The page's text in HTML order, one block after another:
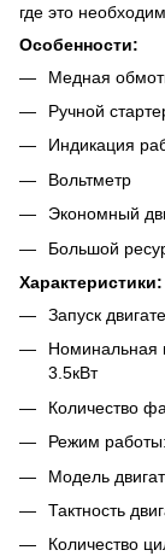
где это
Особенности:
Медная
Ручной
Индикация
Вольтметр
Экономный
Большой
Характеристики:
Запуск
Номинальная
3.5кВт
Количество
Режим
Модель
Тактность
Количество